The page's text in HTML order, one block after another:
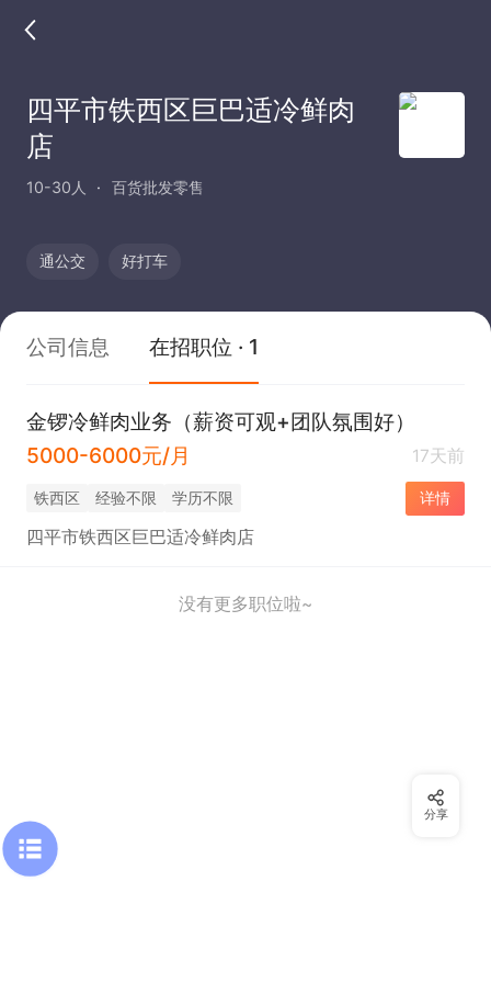
四平市铁西区巨巴适冷鲜肉
店
10-30人 百货批发零售
通公交 好打车
公司信息 在招职位 · 1
金锣冷鲜肉业务（薪资可观+团队氛围好）
5000-6000元/月
17天前
铁西区 经验不限 学历不限 详情
四平市铁西区巨巴适冷鲜肉店
没有更多职位啦~
分享